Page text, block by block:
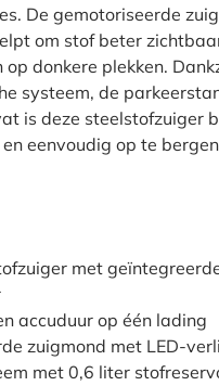
De gemotoriseerde
om stof beter
op donkere plekken.
systeem, de
is deze steelstofzuiger
eenvoudig op te
met
accuduur op één lading
zuigmond met LED-
met 0,6 liter